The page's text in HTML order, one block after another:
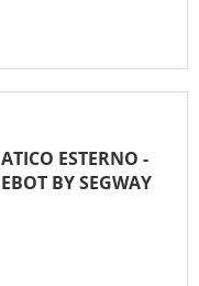
ESTERNO -
BY SEGWAY